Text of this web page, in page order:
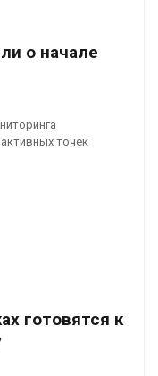
о начале
точек
готовятся к